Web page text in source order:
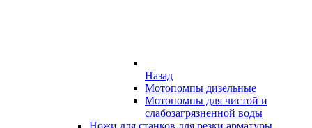
Назад
Мотопомпы дизельные
Мотопомпы для чистой и
слабозагрязненной воды
Ножи для станков для резки арматуры